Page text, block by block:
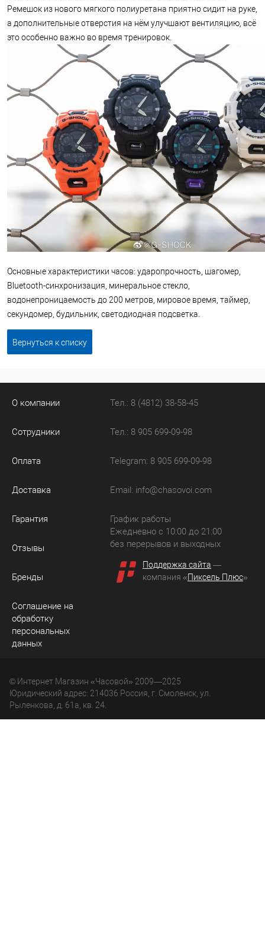
Ремешок из нового мягкого полиуретана приятно сидит на руке,
а дополнительные отверстия на нём улучшают вентиляцию, всё
это особенно важно во время тренировок.
Основные характеристики часов: ударопрочность, шагомер,
Bluetooth-синхронизация, минеральное стекло,
водонепроницаемость до 200 метров, мировое время, таймер,
секундомер, будильник, светодиодная подсветка.
Вернуться к списку
О компании
Сотрудники
Оплата
Доставка
Гарантия
Отзывы
Бренды
Соглашение на
обработку
персональных
данных
Тел.: 8 (4812) 38-58-45
Тел.: 8 905 699-09-98
Telegram: 8 905 699-09-98
Email: info@chasovoi.com
График работы
Ежедневно с 10:00 до 21:00
без перерывов и выходных
Поддержка сайта —
компания «Пиксель Плюс»
© Интернет Магазин «Часовой» 2009—2025
Юридический адрес: 214036 Россия, г. Смоленск, ул.
Рыленкова, д. 61а, кв. 24.